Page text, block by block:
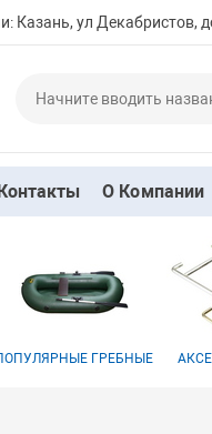
Казань, ул Декабристов,
О Компании
ГРЕБНЫЕ